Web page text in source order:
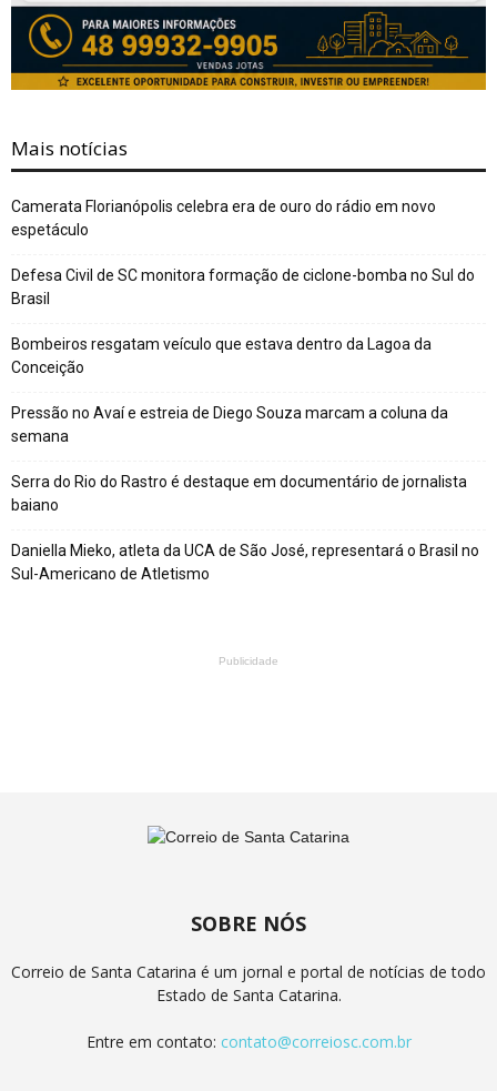
Mais notícias
Camerata Florianópolis celebra era de ouro do rádio em novo
espetáculo
Defesa Civil de SC monitora formação de ciclone-bomba no Sul do
Brasil
Bombeiros resgatam veículo que estava dentro da Lagoa da
Conceição
Pressão no Avaí e estreia de Diego Souza marcam a coluna da
semana
Serra do Rio do Rastro é destaque em documentário de jornalista
baiano
Daniella Mieko, atleta da UCA de São José, representará o Brasil no
Sul-Americano de Atletismo
Publicidade
SOBRE NÓS
Correio de Santa Catarina é um jornal e portal de notícias de todo
Estado de Santa Catarina.
Entre em contato: contato@correiosc.com.br